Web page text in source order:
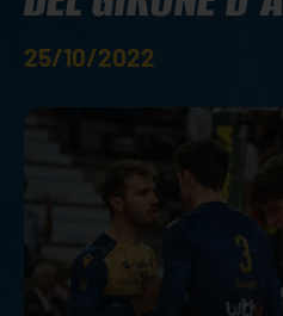
25/10/2022